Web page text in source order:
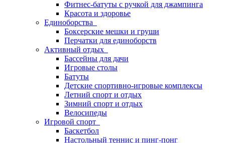
Фитнес-батуты с ручкой для джампинга
Красота и здоровье
Единоборства
Боксерские мешки и груши
Перчатки для единоборств
Активный отдых
Бассейны для дачи
Игровые столы
Батуты
Детские спортивно-игровые комплексы
Летний спорт и отдых
Зимний спорт и отдых
Велосипеды
Игровой спорт
Баскетбол
Настольный теннис и пинг-понг